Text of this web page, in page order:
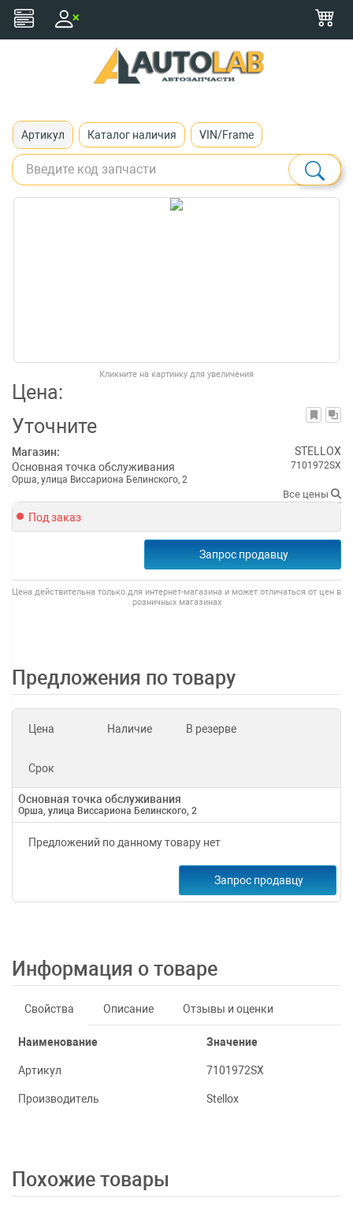
Артикул Каталог наличия VIN/Frame
Кликните на картинку для увеличения
Цена:
Уточните
Магазин:
Основная точка обслуживания
Орша, улица Виссариона Белинского, 2
STELLOX
7101972SX
Все цены
Под заказ
Запрос продавцу
Цена действительна только для интернет-магазина и может отличаться от цен в
розничных магазинах
Предложения по товару
Цена Наличие В резерве
Срок
Основная точка обслуживания
Орша, улица Виссариона Белинского, 2
Предложений по данному товару нет
Запрос продавцу
Информация о товаре
Свойства Описание Отзывы и оценки
Наименование Значение
Артикул 7101972SX
Производитель Stellox
Похожие товары